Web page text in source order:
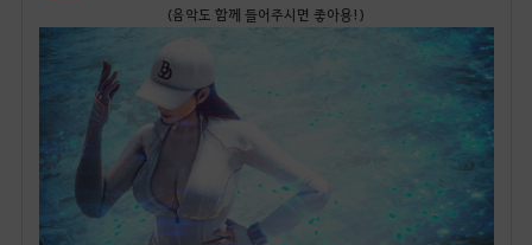
(음악도 함께 들어주시면 좋아용!)